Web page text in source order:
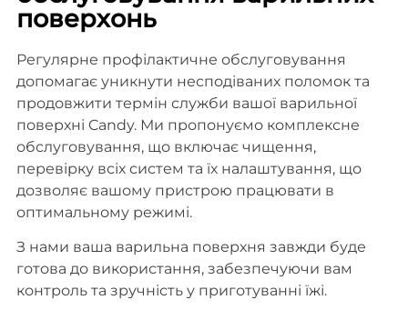
поверхонь
Регулярне профілактичне обслуговування
допомагає уникнути несподіваних поломок та
продовжити термін служби вашої варильної
поверхні Candy. Ми пропонуємо комплексне
обслуговування, що включає чищення,
перевірку всіх систем та їх налаштування, що
дозволяє вашому пристрою працювати в
оптимальному режимі.
З нами ваша варильна поверхня завжди буде
готова до використання, забезпечуючи вам
контроль та зручність у приготуванні їжі.